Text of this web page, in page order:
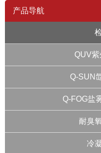
产品导航
QUV
Q-SUN
Q-FOG盐
耐臭
冷